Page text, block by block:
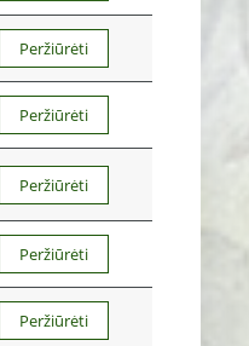
Peržiūrėti
Peržiūrėti
Peržiūrėti
Peržiūrėti
Peržiūrėti